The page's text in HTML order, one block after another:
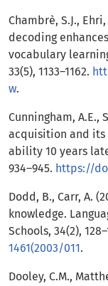
Chambrè, S.J.,
decoding
vocabulary
33(5), 1133–1162.
w.
Cunningham, A.E.,
acquisition and its
ability 10 years
934–945. https://
Dodd, B., Carr, A.
knowledge.
Schools, 34(2),
1461(2003/011.
Dooley, C.M.,